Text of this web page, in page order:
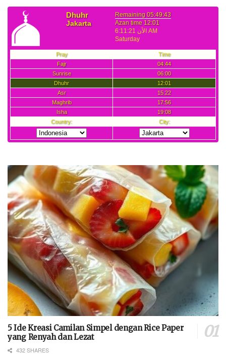
5 Ide Kreasi Camilan Simpel dengan Rice Paper
yang Renyah dan Lezat
432 SHARES